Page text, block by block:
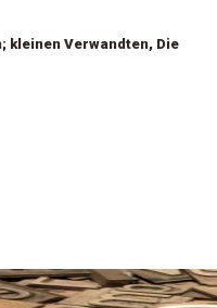
kleinen Verwandten, Die